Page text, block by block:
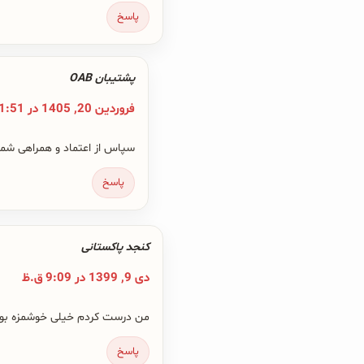
پاسخ
پشتیبان OAB
فروردین 20, 1405 در 11:51 ق.ظ
سپاس از اعتماد و همراهی
پاسخ
کنجد پاکستانی
دی 9, 1399 در 9:09 ق.ظ
من درست کردم خیلی خوشمزه
پاسخ